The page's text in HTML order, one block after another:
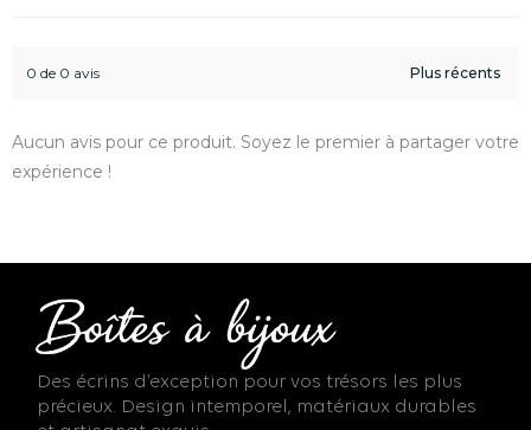
0 de 0 avis
Aucun avis pour ce produit. Soyez le premier à partager votre
expérience !
Des écrins d’exception pour vos trésors les plus
précieux. Design intemporel, matériaux durables